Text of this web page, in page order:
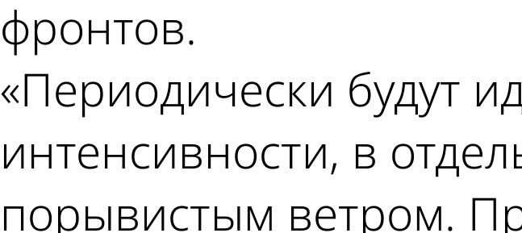
фронтов.
«Периодически будут
интенсивности, в
порывистым ветром.